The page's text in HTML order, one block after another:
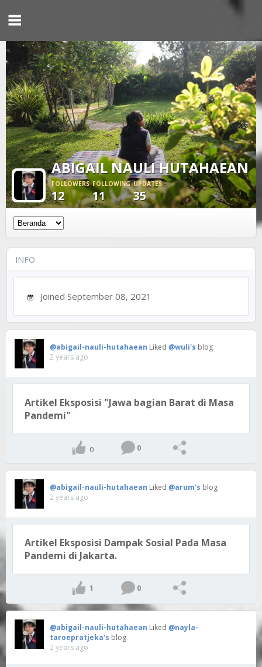
ABIGAIL NAULI HUTAHAEAN
FOLLOWERS
12
FOLLOWING
11
UPDATES
35
INFO
Joined September 08, 2021
@abigail-nauli-hutahaean Liked @wuli's blog
2 years ago
Artikel Eksposisi "Jawa bagian Barat di Masa
Pandemi"
0 0
@abigail-nauli-hutahaean Liked @arum's blog
2 years ago
Artikel Eksposisi Dampak Sosial Pada Masa
Pandemi di Jakarta.
1 0
@abigail-nauli-hutahaean Liked @nayla-
taroepratjeka's blog
2 years ago